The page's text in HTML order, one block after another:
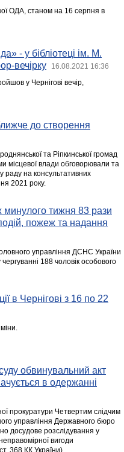
ОДА, станом на 16 серпня в
- у бібліотеці ім. М.
вечірку
16.08.2021 16:36
у Чернігові вечір,
до створення
та Ріпкинської громад
місцевої влади обговорювали та
на консультативних
2021 року.
тижня 83 рази
пожеж та надання
управління ДСНС України
188 чоловік особового
в Чернігові з 16 по 22
обвинувальний акт
в одержанні
прокуратури Четвертим слідчим
управління Державного бюро
досудове розслідування у
вигоди
368 КК України).